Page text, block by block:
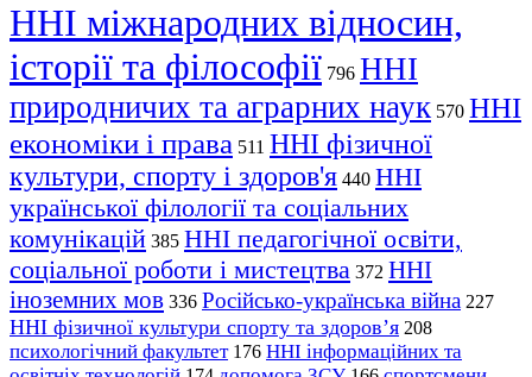
ННІ міжнародних відносин,
історії та філософії 796 ННІ
природничих та аграрних наук 570 ННІ
економіки і права 511 ННІ фізичної
культури, спорту і здоров'я 440 ННІ
української філології та соціальних
комунікацій 385 ННІ педагогічної освіти,
соціальної роботи і мистецтва 372 ННІ
іноземних мов 336 Російсько-українська війна 227
ННІ фізичної культури спорту та здоров’я 208
психологічний факультет 176 ННІ інформаційних та